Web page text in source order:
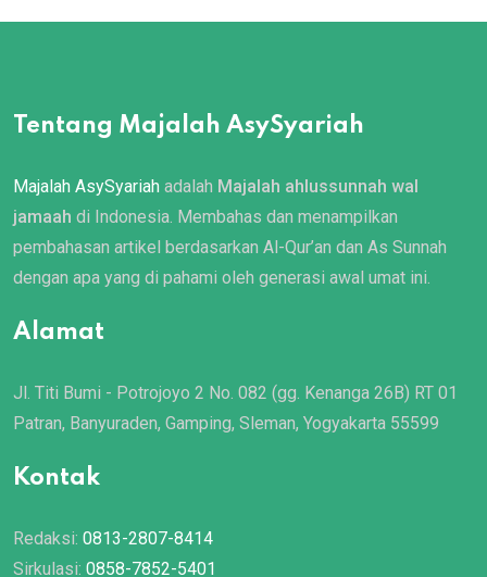
Tentang Majalah AsySyariah
Majalah AsySyariah adalah Majalah ahlussunnah wal
jamaah di Indonesia. Membahas dan menampilkan
pembahasan artikel berdasarkan Al-Qur’an dan As Sunnah
dengan apa yang di pahami oleh generasi awal umat ini.
Alamat
Jl. Titi Bumi - Potrojoyo 2 No. 082 (gg. Kenanga 26B) RT 01
Patran, Banyuraden, Gamping, Sleman, Yogyakarta 55599
Kontak
Redaksi: 0813-2807-8414
Sirkulasi: 0858-7852-5401